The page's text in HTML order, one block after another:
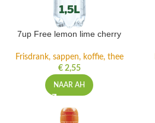
7up Free lemon lime cherry
Frisdrank, sappen, koffie, thee
€2,55
NAAR AH